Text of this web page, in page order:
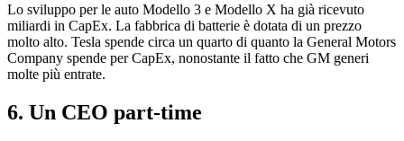
Lo sviluppo per le auto Modello 3 e Modello X ha già ricevuto
miliardi in CapEx. La fabbrica di batterie è dotata di un prezzo
molto alto. Tesla spende circa un quarto di quanto la General Motors
Company spende per CapEx, nonostante il fatto che GM generi
molte più entrate.
6. Un CEO part-time